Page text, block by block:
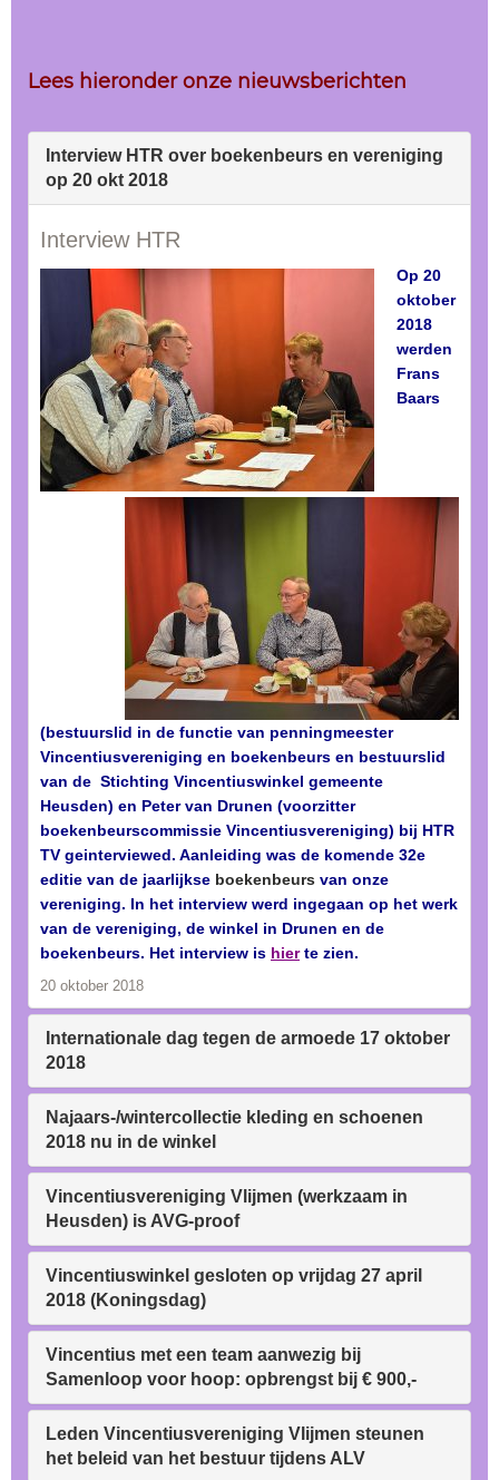
Lees hieronder onze nieuwsberichten
Interview HTR over boekenbeurs en vereniging
op 20 okt 2018
Interview HTR
Op 20
oktober
2018
werden
Frans
Baars
(bestuurslid in de functie van penningmeester
Vincentiusvereniging en boekenbeurs en bestuurslid
van de Stichting Vincentiuswinkel gemeente
Heusden) en Peter van Drunen (voorzitter
boekenbeurscommissie Vincentiusvereniging) bij HTR
TV geinterviewed. Aanleiding was de komende 32e
editie van de jaarlijkse boekenbeurs van onze
vereniging. In het interview werd ingegaan op het werk
van de vereniging, de winkel in Drunen en de
boekenbeurs. Het interview is hierte zien.
20 oktober 2018
Internationale dag tegen de armoede 17 oktober
2018
Najaars-/wintercollectie kleding en schoenen
2018 nu in de winkel
Vincentiusvereniging Vlijmen (werkzaam in
Heusden) is AVG-proof
Vincentiuswinkel gesloten op vrijdag 27 april
2018 (Koningsdag)
Vincentius met een team aanwezig bij
Samenloop voor hoop: opbrengst bij € 900,-
Leden Vincentiusvereniging Vlijmen steunen
het beleid van het bestuur tijdens ALV